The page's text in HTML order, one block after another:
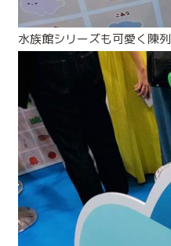
水族館シリーズも可愛く陳列